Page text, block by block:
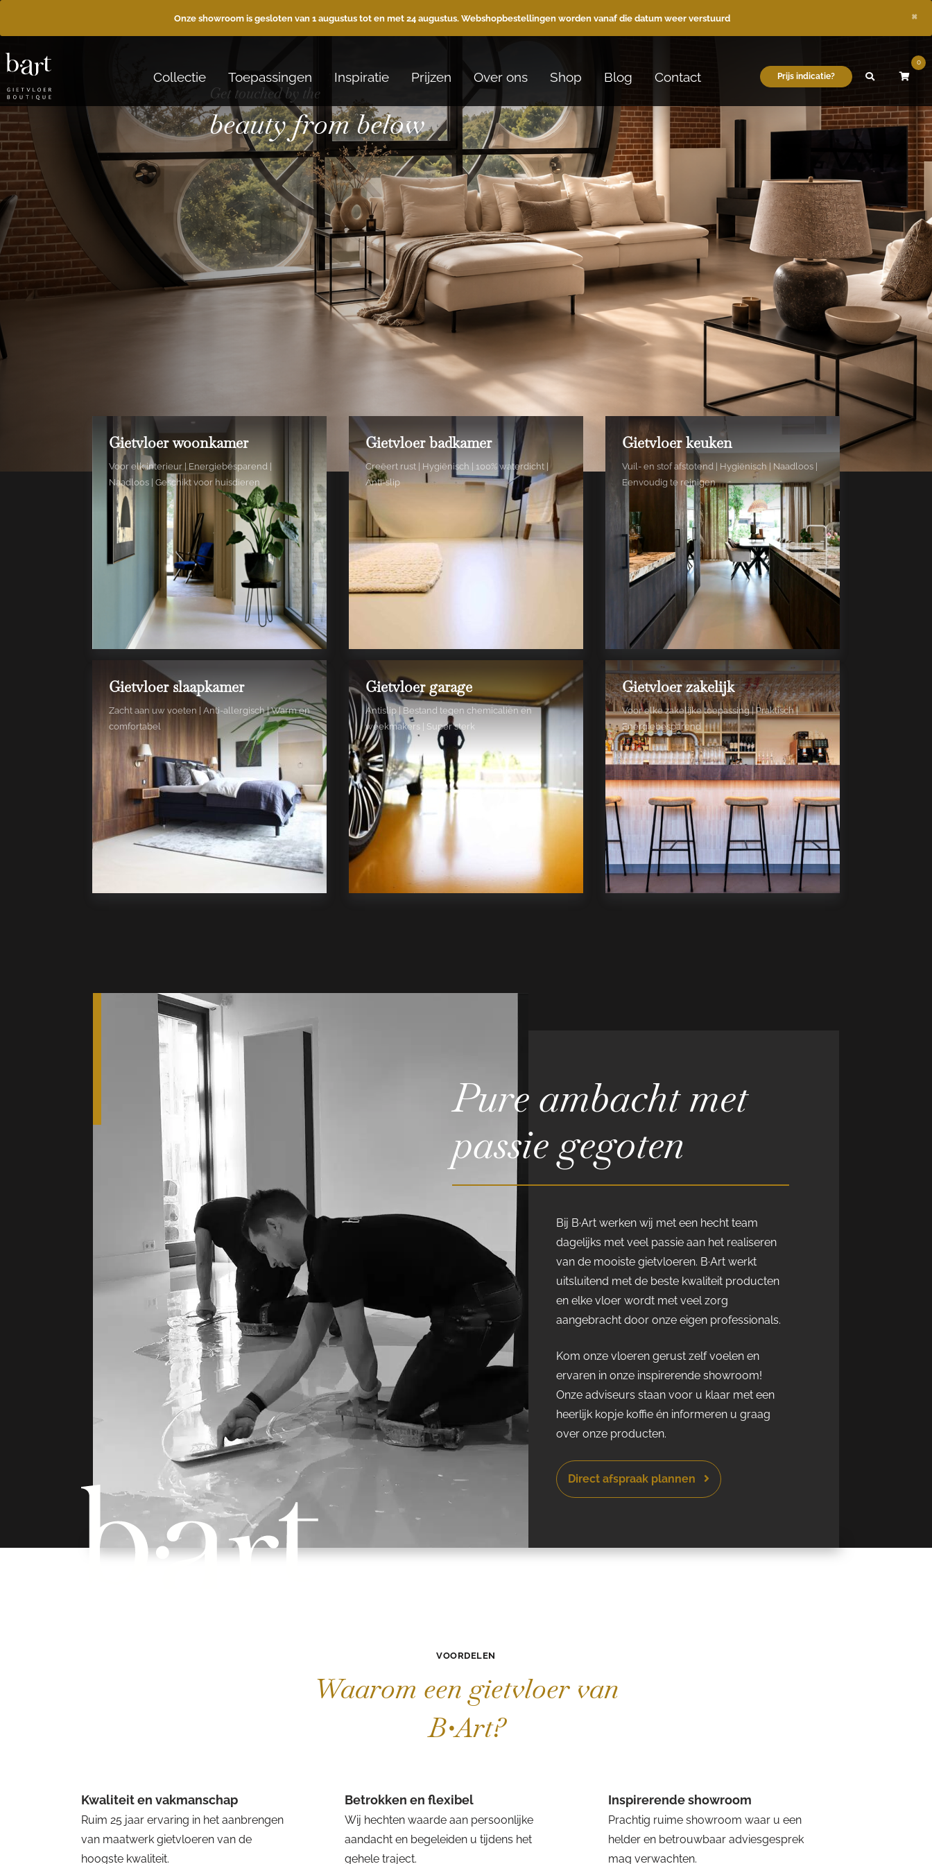
Onze showroom is gesloten van 1 augustus tot en met 24 augustus. Webshopbestellingen worden vanaf die datum weer verstuurd ×
Collectie Toepassingen Inspiratie Prijzen Over ons Shop Blog Contact Prijs indicatie?
0
Get touched by the
beauty from below
Gietvloer woonkamer
Voor elk interieur | Energiebesparend |
Naadloos | Geschikt voor huisdieren
Gietvloer badkamer
Creëert rust | Hygiënisch | 100% waterdicht |
Anti-slip
Gietvloer keuken
Vuil- en stof afstotend | Hygiënisch | Naadloos |
Eenvoudig te reinigen
Gietvloer slaapkamer
Zacht aan uw voeten | Anti-allergisch | Warm en
comfortabel
Gietvloer garage
Antislip | Bestand tegen chemicaliën en
weekmakers | Super sterk
Gietvloer zakelijk
Voor elke zakelijke toepassing | Praktisch |
Energiebesparend
Pure ambacht met
passie gegoten
Bij B·Art werken wij met een hecht team
dagelijks met veel passie aan het realiseren
van de mooiste gietvloeren. B·Art werkt
uitsluitend met de beste kwaliteit producten
en elke vloer wordt met veel zorg
aangebracht door onze eigen professionals.
Kom onze vloeren gerust zelf voelen en
ervaren in onze inspirerende showroom!
Onze adviseurs staan voor u klaar met een
heerlijk kopje koffie én informeren u graag
over onze producten.
Direct afspraak plannen
VOORDELEN
Waarom een gietvloer van
B•Art?
Kwaliteit en vakmanschap
Ruim 25 jaar ervaring in het aanbrengen
van maatwerk gietvloeren van de
hoogste kwaliteit.
Betrokken en flexibel
Wij hechten waarde aan persoonlijke
aandacht en begeleiden u tijdens het
gehele traject.
Inspirerende showroom
Prachtig ruime showroom waar u een
helder en betrouwbaar adviesgesprek
mag verwachten.